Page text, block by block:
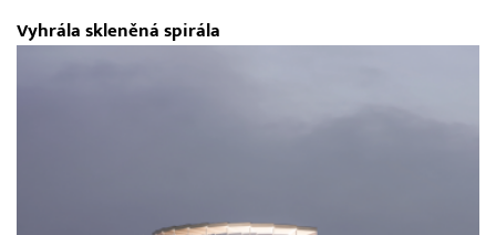
Vyhrála skleněná spirála